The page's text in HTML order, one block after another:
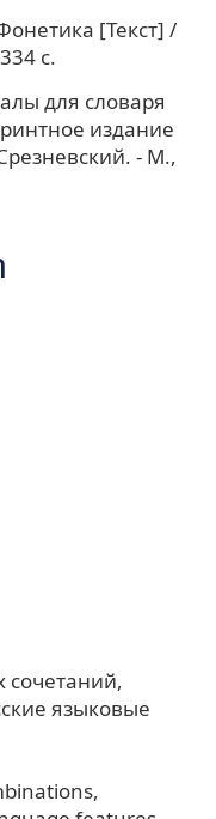
[Текст] /
с.
для словаря
издание
- М.,
сочетаний
языковые